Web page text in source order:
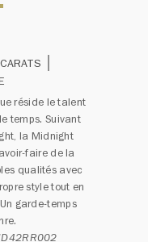
réside le talent
temps. Suivant
la Midnight
faire de la
qualités avec
style tout en
garde-temps